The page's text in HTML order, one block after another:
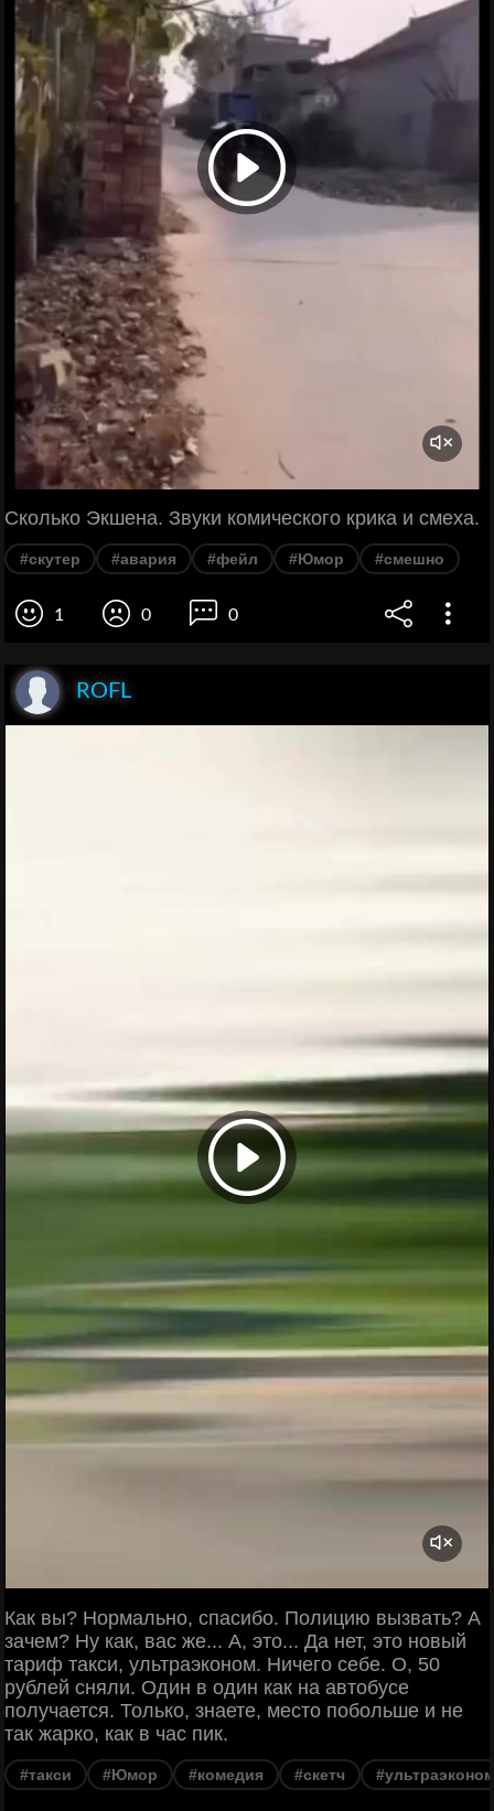
Сколько Экшена. Звуки комического крика и смеха.
#скутер #авария #фейл #Юмор #смешно
1 0 0
ROFL
Как вы? Нормально, спасибо. Полицию вызвать? А
зачем? Ну как, вас же... А, это... Да нет, это новый
тариф такси, ультраэконом. Ничего себе. О, 50
рублей сняли. Один в один как на автобусе
получается. Только, знаете, место побольше и не
так жарко, как в час пик.
#такси #Юмор #комедия #скетч #ультраэконом